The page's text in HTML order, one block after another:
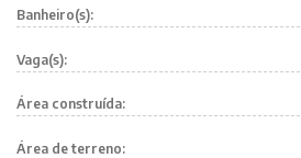
Banheiro(s):
Vaga(s):
Área construída:
Área de terreno: